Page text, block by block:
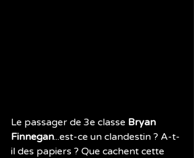
Le passager de 3e classe Bryan
Finnegan...est-ce un clandestin ? A-t-
il des papiers ? Que cachent cette